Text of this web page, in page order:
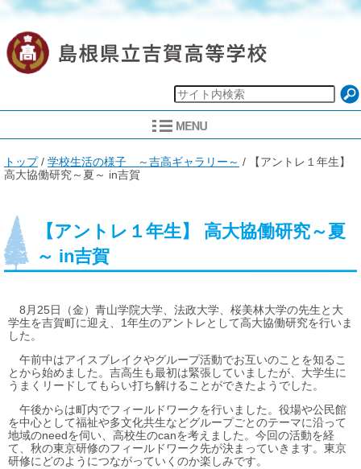
現
在
置：
トップ/ 学校生活の様子 ～吉高ギャラリー～ /
【アントレ１年生】
高大協働研究～夏～ in吉賀
【アントレ１年生】 高大協働研究～夏
～ in吉賀
8月25日（金）青山学院大学、法政大学、桜美林大学の先生と大
学生を吉賀町に迎え、1年生のアントレとして高大協働研究を行いま
した。
午前中はアイスブレイクやグループ活動でお互いのことを知るこ
とから始めました。吉高生も最初は緊張していましたが、大学生に
うまくリードしてもらい打ち解けることができたようでした。
午後からは町内でフィールドワークを行いました。役場や公民館
を中心として福祉や多文化共生などグループごとのテーマに沿って
地域のneedを伺い、高校生のcanを考えました。今回の活動を経
て、秋の東京研修のフィールドワーク先が決まっていきます。東京
研修にどのようにつながっていくのか楽しみです。